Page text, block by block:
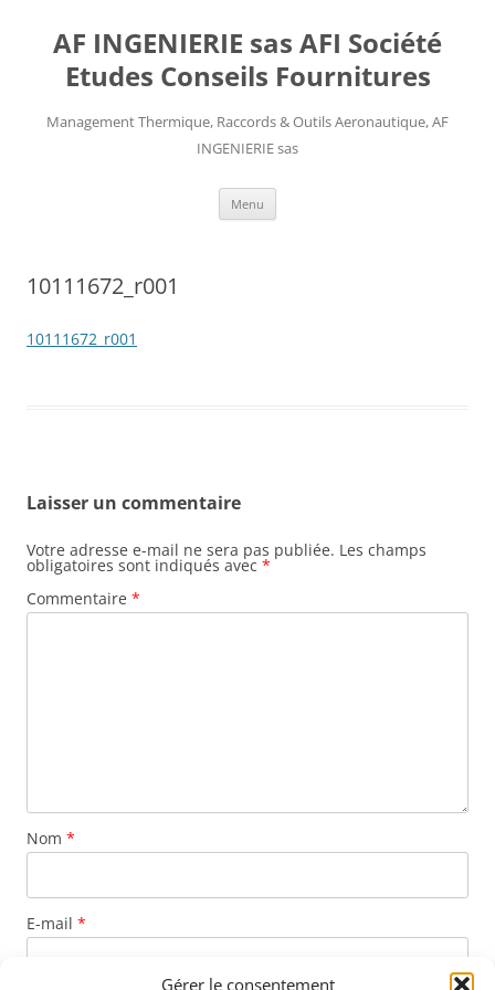
Gérer le consentement
AF INGENIERIE sas AFI Société
Etudes Conseils Fournitures
Management Thermique, Raccords & Outils Aeronautique, AF
INGENIERIE sas
Menu
10111672_r001
10111672_r001
Laisser un commentaire
Votre adresse e-mail ne sera pas publiée. Les champs
obligatoires sont indiqués avec *
Commentaire *
Nom *
E-mail *